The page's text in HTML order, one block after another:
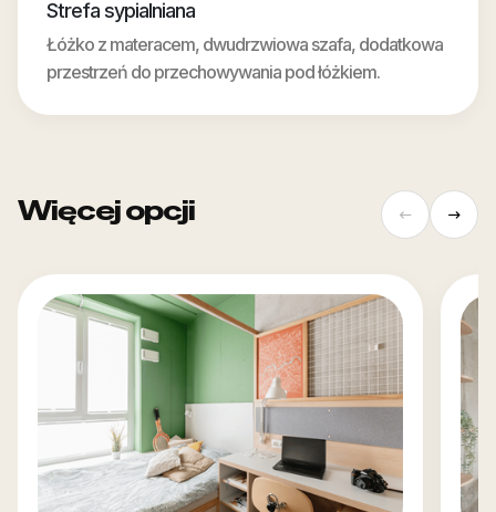
Strefa sypialniana
Łóżko z materacem, dwudrzwiowa szafa, dodatkowa
przestrzeń do przechowywania pod łóżkiem.
Więcej opcji